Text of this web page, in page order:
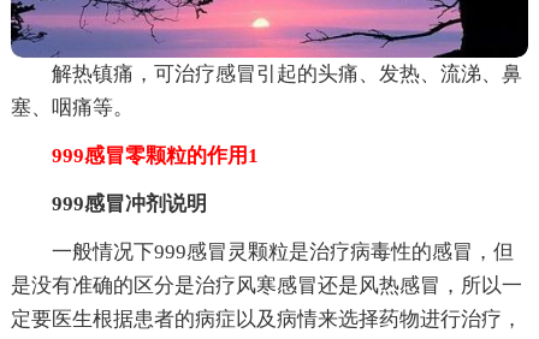
解热镇痛，可治疗感冒引起的头痛、发热、流涕、鼻
塞、咽痛等。
999感冒零颗粒的作用1
999感冒冲剂说明
一般情况下999感冒灵颗粒是治疗病毒性的感冒，但
是没有准确的区分是治疗风寒感冒还是风热感冒，所以一
定要医生根据患者的病症以及病情来选择药物进行治疗，